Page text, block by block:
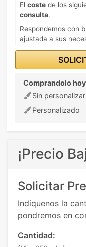
El coste de los
consulta.
Respondemos con
ajustada a sus
Comprandolo
Sin personalizar
Personalizado
¡Precio
Solicitar
Indiquenos la
pondremos en
Cantidad: